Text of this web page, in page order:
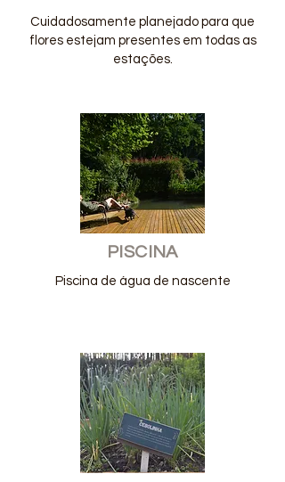
Cuidadosamente planejado para que
flores estejam presentes em todas as
estações.
PISCINA
Piscina de água de nascente